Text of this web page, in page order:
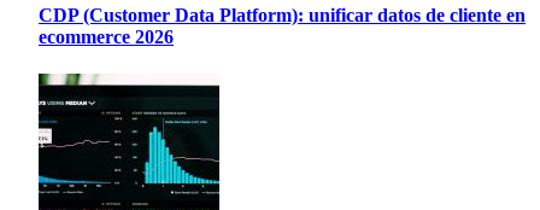
CDP (Customer Data Platform): unificar datos de cliente en
ecommerce 2026